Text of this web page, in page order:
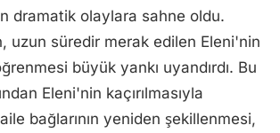
dramatik olaylara sahne oldu.
uzun süredir merak edilen Eleni'nin
büyük yankı uyandırdı. Bu
Eleni'nin kaçırılmasıyla
bağlarının yeniden şekillenmesi,